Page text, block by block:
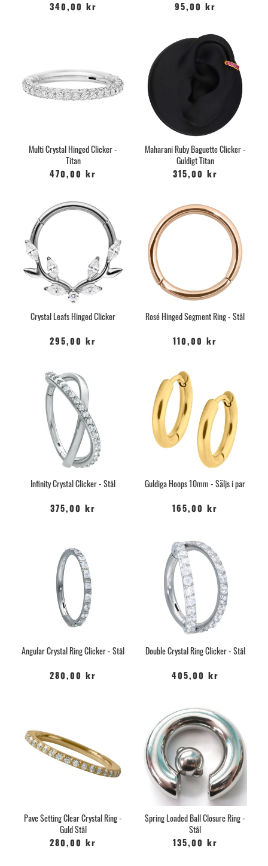
340,00 kr
95,00 kr
Multi Crystal Hinged Clicker -
Titan
470,00 kr
Maharani Ruby Baguette Clicker -
Guldigt Titan
315,00 kr
Crystal Leafs Hinged Clicker
295,00 kr
Rosé Hinged Segment Ring - Stål
110,00 kr
Infinity Crystal Clicker - Stål
375,00 kr
Guldiga Hoops 10mm - Säljs i par
165,00 kr
Angular Crystal Ring Clicker - Stål
280,00 kr
Double Crystal Ring Clicker - Stål
405,00 kr
Pave Setting Clear Crystal Ring -
Guld Stål
280,00 kr
Spring Loaded Ball Closure Ring -
Stål
135,00 kr